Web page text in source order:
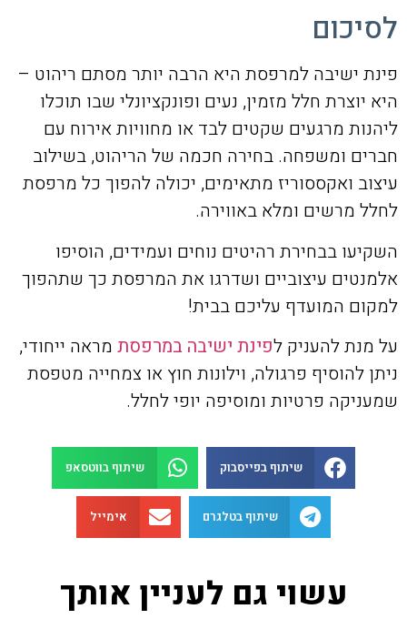
לסיכום
פינת ישיבה למרפסת היא הרבה יותר מסתם ריהוט –
היא יוצרת חלל מזמין, נעים ופונקציונלי שבו תוכלו
ליהנות מרגעים שקטים לבד או מחוויות אירוח עם
חברים ומשפחה. בחירה חכמה של הריהוט, בשילוב
עיצוב ואקססוריז מתאימים, יכולה להפוך כל מרפסת
לחלל מרשים ומלא באווירה.
השקיעו בבחירת רהיטים נוחים ועמידים, הוסיפו
אלמנטים עיצוביים ושדרגו את המרפסת כך שתהפוך
למקום המועדף עליכם בבית!
על מנת להעניק לפינת ישיבה במרפסת מראה ייחודי,
ניתן להוסיף פרגולה, וילונות חוץ או צמחייה מטפסת
שמעניקה פרטיות ומוסיפה יופי לחלל.
שיתוף בפייסבוק שיתוף בווטסאפ
שיתוף בטלגרם אימייל
עשוי גם לעניין אותך